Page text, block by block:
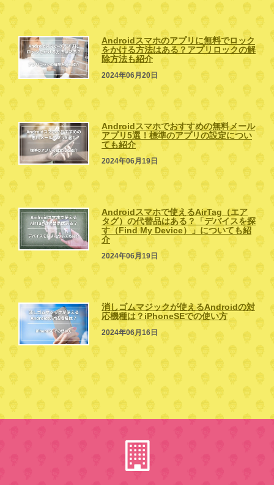
Androidスマホのアプリに無料でロック
をかける方法はある？アプリロックの解
除方法も紹介
2024年06月20日
Androidスマホでおすすめの無料メール
アプリ5選！標準のアプリの設定につい
ても紹介
2024年06月19日
Androidスマホで使えるAirTag（エア
タグ）の代替品はある？「デバイスを探
す（Find My Device）」についても紹
介
2024年06月19日
消しゴムマジックが使えるAndroidの対
応機種は？iPhoneSEでの使い方
2024年06月16日